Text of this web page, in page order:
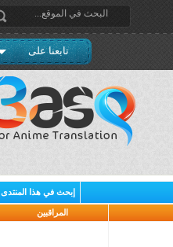
تابعنا على
إبحث في هذا المنتدى
المراقبين